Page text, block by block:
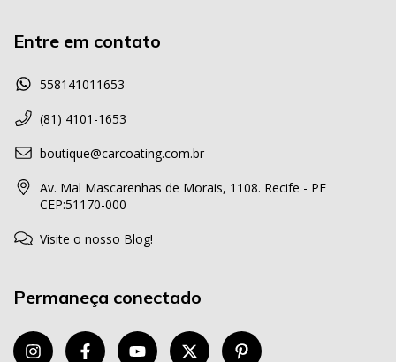
Entre em contato
558141011653
(81) 4101-1653
boutique@carcoating.com.br
Av. Mal Mascarenhas de Morais, 1108. Recife - PE
CEP:51170-000
Visite o nosso Blog!
Permaneça conectado